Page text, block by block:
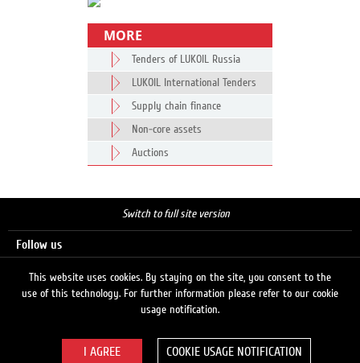
MORE
Tenders of LUKOIL Russia
LUKOIL International Tenders
Supply chain finance
Non-core assets
Auctions
Switch to full site version
Follow us
This website uses cookies. By staying on the site, you consent to the
use of this technology. For further information please refer to our cookie
usage notification.
COOKIE USAGE NOTIFICATION